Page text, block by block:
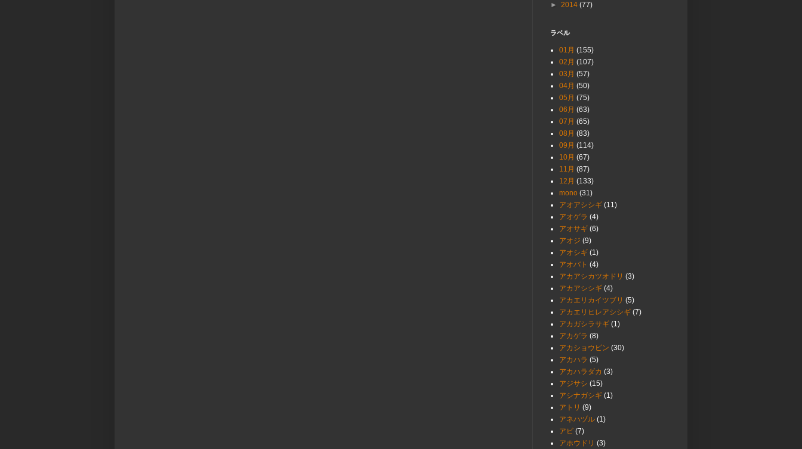
► 2014 (77)
ラベル
01月 (155)
02月 (107)
03月 (57)
04月 (50)
05月 (75)
06月 (63)
07月 (65)
08月 (83)
09月 (114)
10月 (67)
11月 (87)
12月 (133)
mono (31)
アオアシシギ (11)
アオゲラ (4)
アオサギ (6)
アオジ (9)
アオシギ (1)
アオバト (4)
アカアシカツオドリ (3)
アカアシシギ (4)
アカエリカイツブリ (5)
アカエリヒレアシシギ (7)
アカガシラサギ (1)
アカゲラ (8)
アカショウビン (30)
アカハラ (5)
アカハラダカ (3)
アジサシ (15)
アシナガシギ (1)
アトリ (9)
アネハヅル (1)
アビ (7)
アホウドリ (3)